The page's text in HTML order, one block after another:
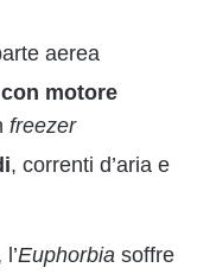
aerea
motore
freezer
, correnti d’aria e
l’Euphorbia soffre